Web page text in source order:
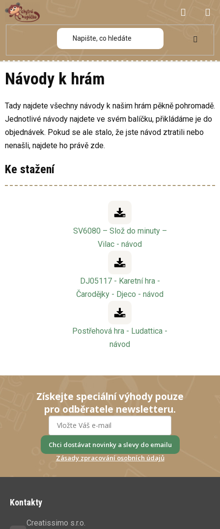
Přejít
na
obsah
KOŠÍK
Návody k hrám
Tady najdete všechny návody k našim hrám pěkně pohromadě.
Jednotlivé návody najdete ve svém balíčku, přikládáme je do
objednávek. Pokud se ale stalo, že jste návod ztratili nebo
nenašli, najdete ho právě zde.
Ke stažení
SV6080 – Slož do minuty –
Vilac - návod
DJ05117 - Karetní hra -
Čarodějky - Djeco - návod
Postřehová hra - Ludattica -
návod
Získejte speciální výhody pouze
pro odběratele newsletteru.
Chci dostávat novinky a slevy do emailu
Zásady zpracování osobních údajů
Kontakty
Creatissimo s.r.o.